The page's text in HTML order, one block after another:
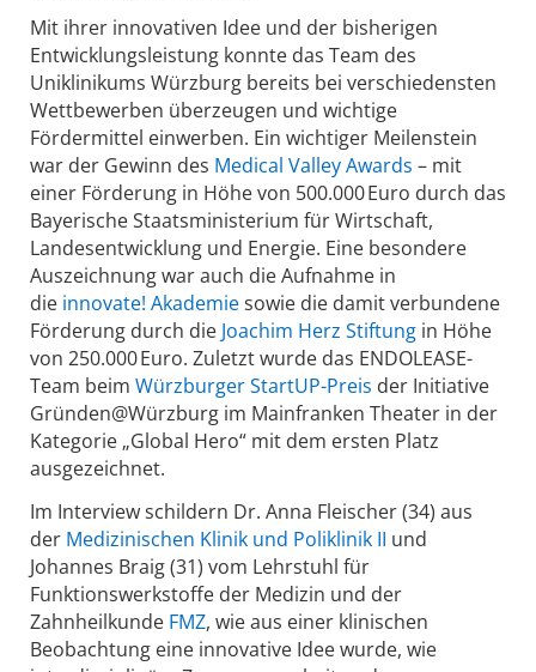
Mit ihrer innovativen Idee und der bisherigen
Entwicklungsleistung konnte das Team des
Uniklinikums Würzburg bereits bei verschiedensten
Wettbewerben überzeugen und wichtige
Fördermittel einwerben. Ein wichtiger Meilenstein
war der Gewinn des Medical Valley Awards – mit
einer Förderung in Höhe von 500.000 Euro durch das
Bayerische Staatsministerium für Wirtschaft,
Landesentwicklung und Energie. Eine besondere
Auszeichnung war auch die Aufnahme in
die innovate! Akademiesowie die damit verbundene
Förderung durch die Joachim Herz Stiftung in Höhe
von 250.000 Euro. Zuletzt wurde das ENDOLEASE-
Team beim Würzburger StartUP-Preis der Initiative
Gründen@Würzburg im Mainfranken Theater in der
Kategorie „Global Hero“ mit dem ersten Platz
ausgezeichnet.
Im Interview schildern Dr. Anna Fleischer (34) aus
der Medizinischen Klinik und Poliklinik II und
Johannes Braig (31) vom Lehrstuhl für
Funktionswerkstoffe der Medizin und der
Zahnheilkunde FMZ, wie aus einer klinischen
Beobachtung eine innovative Idee wurde, wie